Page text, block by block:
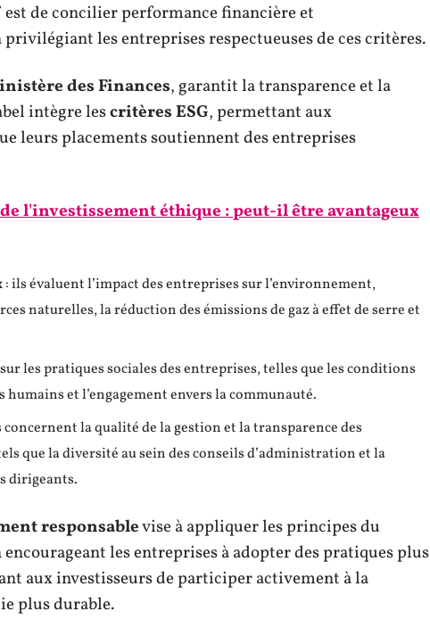
est de concilier performance financière et
les entreprises respectueuses de ces critères.
des Finances, garantit la transparence et la
intègre lescritères ESG, permettant aux
leurs placements soutiennent des entreprises
l'investissement éthique : peut-il être avantageux
: ils évaluent l’impact des entreprises sur l’environnement,
naturelles, la réduction des émissions de gaz à effet de serre et
les pratiques sociales des entreprises, telles que les conditions
et l’engagement envers la communauté.
concernent la qualité de la gestion et la transparence des
que la diversité au sein des conseils d’administration et la
dirigeants.
responsablevise à appliquer les principes du
les entreprises à adopter des pratiques plus
aux investisseurs de participer activement à la
plus durable.